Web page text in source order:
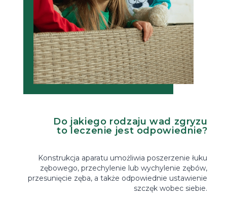
Do jakiego rodzaju wad zgryzu
to leczenie jest odpowiednie?
Konstrukcja aparatu umożliwia poszerzenie łuku
zębowego, przechylenie lub wychylenie zębów,
przesunięcie zęba, a także odpowiednie ustawienie
szczęk wobec siebie.